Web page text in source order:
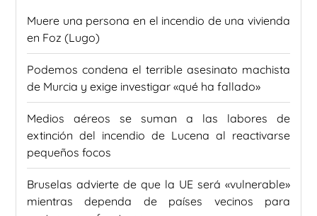
Muere una persona en el incendio de una vivienda
en Foz (Lugo)
Podemos condena el terrible asesinato machista
de Murcia y exige investigar «qué ha fallado»
Medios aéreos se suman a las labores de
extinción del incendio de Lucena al reactivarse
pequeños focos
Bruselas advierte de que la UE será «vulnerable»
mientras dependa de países vecinos para